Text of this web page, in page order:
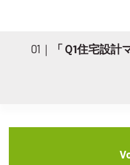
01｜ 「Ｑ1住宅設